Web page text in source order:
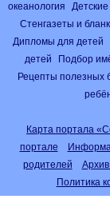
океанология
Стенгазеты и
Дипломы для детей
детей
Подбор
Рецепты полезных
Карта портала
портале
родителей
Политика